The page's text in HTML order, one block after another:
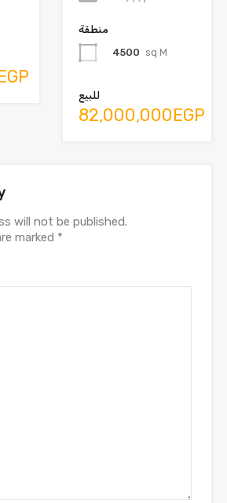
منطقة
4500 sq M
للبيع
82,000,000EGP
will not be published.
marked *